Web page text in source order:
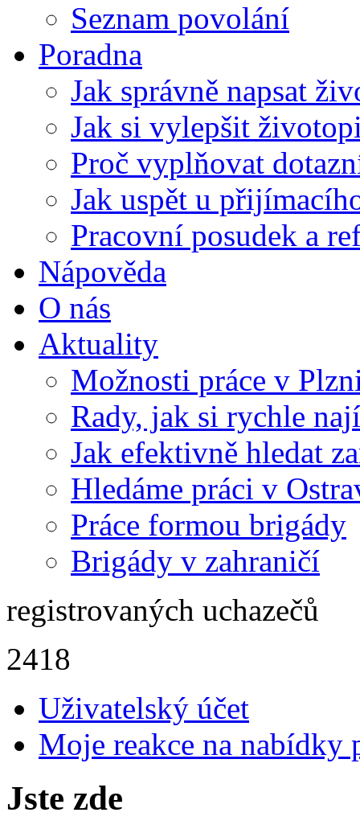
Seznam povolání
Poradna
Jak správně napsat
Jak si vylepšit
Proč vyplňovat
Jak uspět u
Pracovní posudek a
Nápověda
O nás
Aktuality
Možnosti práce v
Rady, jak si rychle
Jak efektivně hledat
Hledáme práci v
Práce formou brigády
Brigády v zahraničí
registrovaných uchazečů
2418
Uživatelský účet
Moje reakce na nabídky
Jste zde